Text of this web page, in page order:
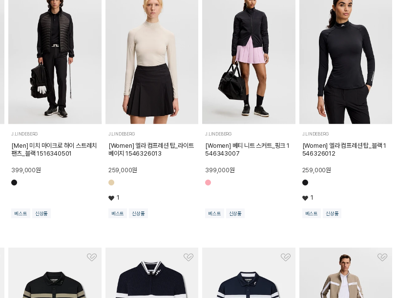
J.LINDEBERG
[Men] 미치 마이크로 하이 스트레치
팬츠_블랙 1516340501
399,000원
베스트 신상품
J.LINDEBERG
[Women] 엘라 컴프레션 탑_라이트
베이지 1546326013
259,000원
1
베스트 신상품
J.LINDEBERG
[Women] 베티 니트 스커트_핑크 1
546343007
399,000원
베스트 신상품
J.LINDEBERG
[Women] 엘라 컴프레션 탑_블랙 1
546326012
259,000원
1
베스트 신상품